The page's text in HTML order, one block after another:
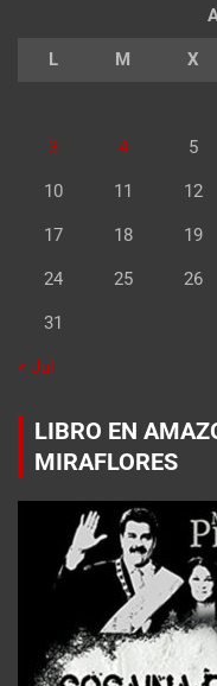
L M X
3 4 5
10 11 12
17 18 19
24 25 26
31
« Jul
LIBRO EN
MIRAFLORES